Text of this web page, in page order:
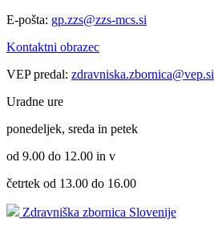
E-pošta: gp.zzs@zzs-mcs.si
Kontaktni obrazec
VEP predal: zdravniska.zbornica@vep.si
Uradne ure
ponedeljek, sreda in petek
od 9.00 do 12.00 in v
četrtek od 13.00 do 16.00
Zdravniška zbornica Slovenije